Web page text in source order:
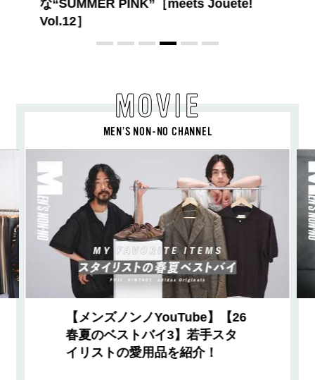
MOVIE
MEN’S NON-NO CHANNEL
【メンズノンノYouTube】【26
春夏のベストバイ3】若手スタ
イリストの愛用品を紹介！